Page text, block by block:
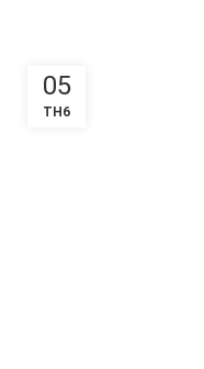
05
TH6